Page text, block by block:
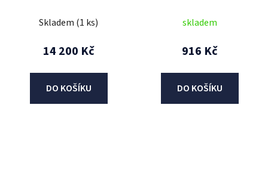
Skladem (1 ks)
14 200 Kč
DO KOŠÍKU
skladem
916 Kč
DO KOŠÍKU